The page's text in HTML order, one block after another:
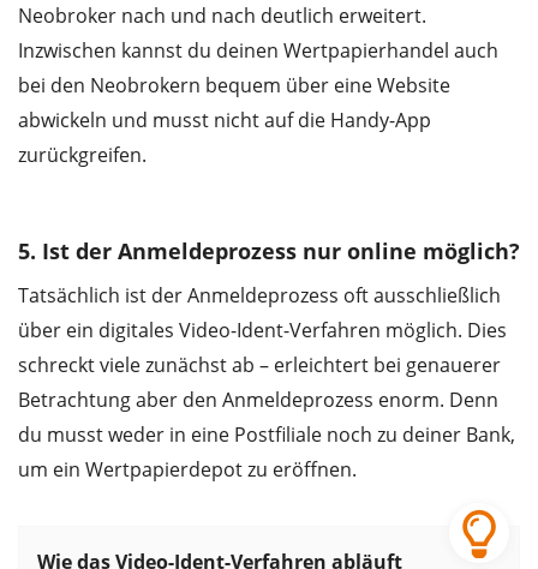
Neobroker nach und nach deutlich erweitert.
Inzwischen kannst du deinen Wertpapierhandel auch
bei den Neobrokern bequem über eine Website
abwickeln und musst nicht auf die Handy-App
zurückgreifen.
5. Ist der Anmeldeprozess nur online möglich?
Tatsächlich ist der Anmeldeprozess oft ausschließlich
über ein digitales Video-Ident-Verfahren möglich. Dies
schreckt viele zunächst ab – erleichtert bei genauerer
Betrachtung aber den Anmeldeprozess enorm. Denn
du musst weder in eine Postfiliale noch zu deiner Bank,
um ein Wertpapierdepot zu eröffnen.
Wie das Video-Ident-Verfahren abläuft